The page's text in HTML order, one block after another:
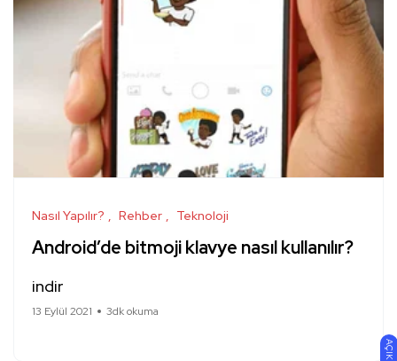
AÇIK
Nasıl Yapılır? Rehber Teknoloji
Android’de bitmoji klavye nasıl kullanılır?
indir
13 Eylül 2021 3dk okuma